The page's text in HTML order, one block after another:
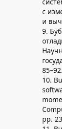
с
и
9.
85–92.
10.
pp.